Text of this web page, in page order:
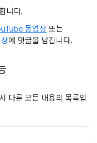
니다.
동영상 또는
에 댓글을 남깁니다.
다룬 모든 내용의 목록입